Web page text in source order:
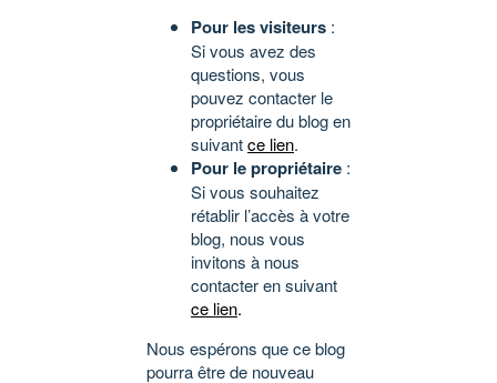
Pour les visiteurs :
Si vous avez des
questions, vous
pouvez contacter le
propriétaire du blog en
suivantce lien.
Pour le propriétaire :
Si vous souhaitez
rétablir l’accès à votre
blog, nous vous
invitons à nous
contacter en suivant
ce lien.
Nous espérons que ce blog
pourra être de nouveau